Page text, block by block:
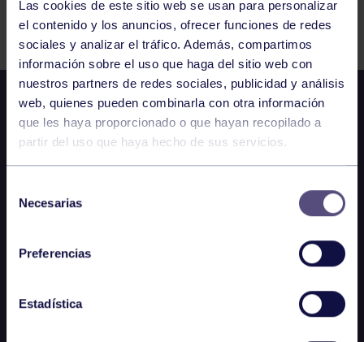
Las cookies de este sitio web se usan para personalizar
el contenido y los anuncios, ofrecer funciones de redes
sociales y analizar el tráfico. Además, compartimos
información sobre el uso que haga del sitio web con
nuestros partners de redes sociales, publicidad y análisis
web, quienes pueden combinarla con otra información
que les haya proporcionado o que hayan recopilado a
partir del uso que haya hecho de sus servicios.
Necesarias
Preferencias
Estadística
Comparte